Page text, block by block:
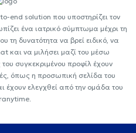
end solution που υποστηρίζει τον
ένα ιατρικό σύμπτωμα μέχρι τη
τη δυνατότητα να βρεί ειδικό, να
και να μιλήσει μαζί του μέσω
συγκεκριμένου προφίλ έχουν
όπως η προσωπική σελίδα του
έχουν ελεγχθεί από την ομάδα του